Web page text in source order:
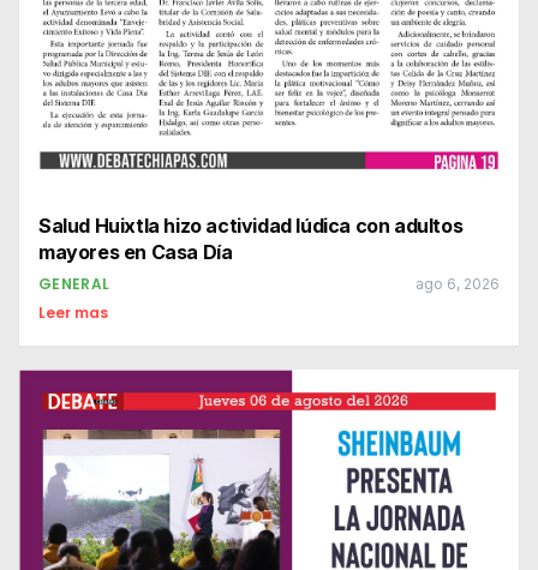
Salud Huixtla hizo actividad lúdica con adultos
mayores en Casa Día
GENERAL ago 6, 2026
Leer mas